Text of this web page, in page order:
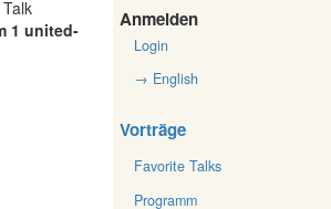
1 united-
Anmelden
Login
→ English
Vorträge
Favorite Talks
Programm